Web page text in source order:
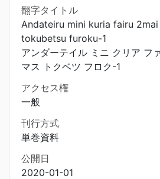
翻字タイトル
Andateiru mini kuria fairu 2mai
tokubetsu furoku-1
アンダーテイル ミニ クリア フ
マス トクベツ フロク-1
アクセス権
一般
刊行方式
単巻資料
公開日
2020-01-01